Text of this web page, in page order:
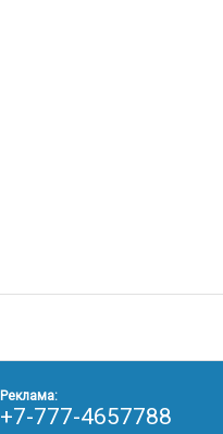
Реклама:
+7-777-4657788